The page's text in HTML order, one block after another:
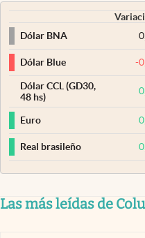
Dólar BNA
Dólar Blue -
Dólar CCL (GD30,
48 hs)
Euro
Real brasileño
Las más leídas de